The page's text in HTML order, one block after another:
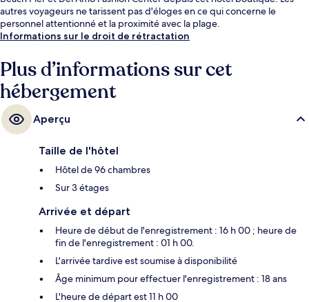
autres voyageurs ne tarissent pas d'éloges en ce qui concerne le
personnel attentionné et la proximité avec la plage.
Informations sur le droit de rétractation
Plus d’informations sur cet
hébergement
Aperçu
Taille de l'hôtel
Hôtel de 96 chambres
Sur 3 étages
Arrivée et départ
Heure de début de l'enregistrement : 16 h 00 ; heure de
fin de l'enregistrement : 01 h 00.
L'arrivée tardive est soumise à disponibilité
Âge minimum pour effectuer l'enregistrement : 18 ans
L'heure de départ est 11 h 00